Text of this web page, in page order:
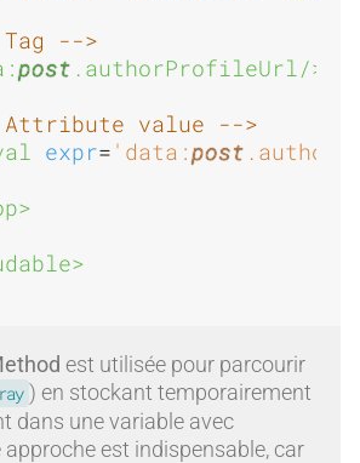
-->
post .authorProfileUrl/>
value -->
expr= 'data:post
est utilisée pour parcourir
) en stockant temporairement
dans une variable avec
approche est indispensable, car